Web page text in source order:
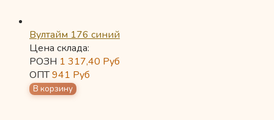
Вултайм 176 синий
Цена склада:
РОЗН 1 317,40 Руб
ОПТ941 Руб